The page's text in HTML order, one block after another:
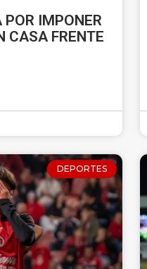
POR IMPONER
CASA FRENTE
DEPORTES